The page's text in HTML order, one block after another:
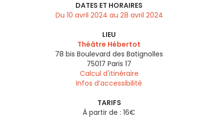
DATES ET HORAIRES
Du 10 avril 2024 au 28 avril 2024
LIEU
Théâtre Hébertot
78 bis Boulevard des Batignolles
75017 Paris 17
Calcul d'itinéraire
Infos d’accessibilité
TARIFS
À partir de : 16€